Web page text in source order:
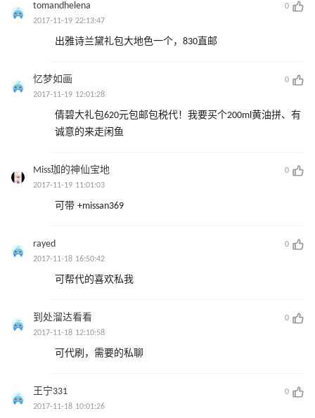
tomandhelena
0
2017-11-19 22:13:47
出雅诗兰黛礼包大地色一个，830直邮
忆梦如画
0
2017-11-19 12:01:28
倩碧大礼包620元包邮包税代！我要买个200ml黄油拼、有
诚意的来走闲鱼
Miss珈的神仙宝地
0
2017-11-19 11:01:03
可带 +missan369
rayed
0
2017-11-18 16:50:42
可帮代的喜欢私我
到处溜达看看
0
2017-11-18 12:10:58
可代刷，需要的私聊
王宁331
0
2017-11-18 10:01:26